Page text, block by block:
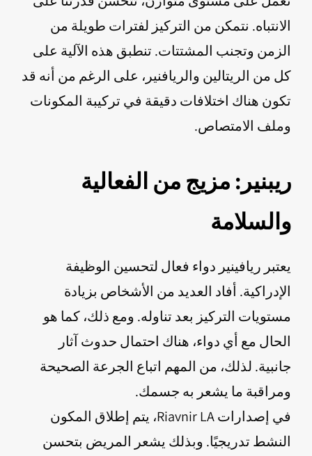
الانتباه. نتمكن من التركيز لفترات طويلة من
الزمن وتجنب المشتتات. تنطبق هذه الآلية على
كل من الريتالين والريافنير، على الرغم من أنه قد
تكون هناك اختلافات دقيقة في تركيبة المكونات
وملف الامتصاص.
ريبنير: مزيج من الفعالية
والسلامة
يعتبر ريافينير دواء فعال لتحسين الوظيفة
الإدراكية. أفاد العديد من الأشخاص بزيادة
مستويات التركيز بعد تناوله. ومع ذلك، كما هو
الحال مع أي دواء، هناك احتمال حدوث آثار
جانبية. لذلك، من المهم اتباع الجرعة الصحيحة
ومراقبة ما يشعر به جسمك.
في إصدارات Riavnir LA، يتم إطلاق المكون
النشط تدريجيًا. وبذلك يشعر المريض بتحسن